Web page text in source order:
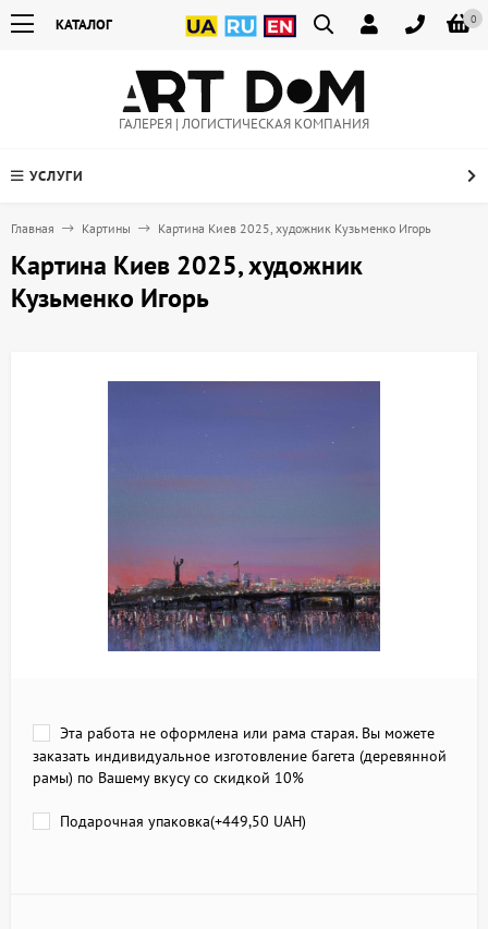
0
КАТАЛОГ
ГАЛЕРЕЯ | ЛОГИСТИЧЕСКАЯ КОМПАНИЯ
УСЛУГИ
Главная Картины Картина Киев 2025, художник Кузьменко Игорь
Картина Киев 2025, художник
Кузьменко Игорь
Эта работа не оформлена или рама старая. Вы можете
заказать индивидуальное изготовление багета (деревянной
рамы) по Вашему вкусу со скидкой 10%
Подарочная упаковка(+449,50 UAH)